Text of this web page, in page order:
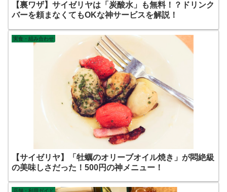
【裏ワザ】サイゼリヤは「炭酸水」も無料！？ドリンク
バーを頼まなくてもOKな神サービスを解説！
実食・組み合わせ
【サイゼリヤ】「牡蠣のオリーブオイル焼き」が悶絶級
の美味しさだった！500円の神メニュー！